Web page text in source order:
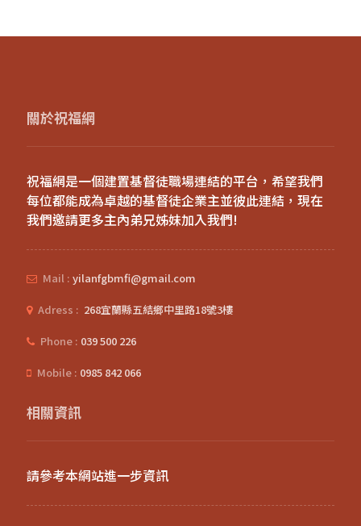
關於祝福網
祝福網是一個建置基督徒職場連結的平台，希望我們
每位都能成為卓越的基督徒企業主並彼此連結，現在
我們邀請更多主內弟兄姊妹加入我們!
Mail : yilanfgbmfi@gmail.com
Adress : 268宜蘭縣五結鄉中里路18號3樓
Phone : 039 500 226
Mobile : 0985 842 066
相關資訊
請參考本網站進一步資訊